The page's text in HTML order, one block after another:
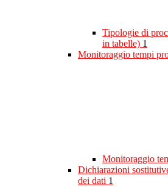
Tipologie di
in tabelle) 1
Monitoraggio tempi
Monitoraggio
Dichiarazioni
dei dati 1